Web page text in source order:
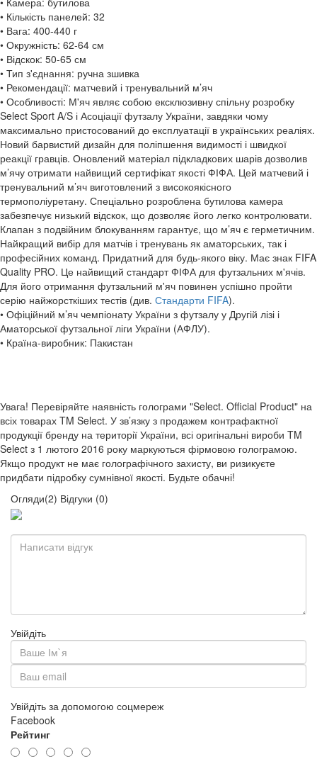
• Кількість панелей: 32
• Вага: 400-440 г
• Окружність: 62-64 см
• Відскок: 50-65 см
• Тип з'єднання: ручна зшивка
• Рекомендації: матчевий і тренувальний м’яч
• Особливості: М'яч являє собою ексклюзивну спільну розробку
Select Sport A/S і Асоціації футзалу України, завдяки чому
максимально пристосований до експлуатації в українських реаліях.
Новий барвистий дизайн для поліпшення видимості і швидкої
реакції гравців. Оновлений матеріал підкладкових шарів дозволив
м’ячу отримати найвищий сертифікат якості ФІФА. Цей матчевий і
тренувальний м’яч виготовлений з високоякісного
термополіуретану. Спеціально розроблена бутилова камера
забезпечує низький відскок, що дозволяє його легко контролювати.
Клапан з подвійним блокуванням гарантує, що м’яч є герметичним.
Найкращий вибір для матчів і тренувань як аматорських, так і
професійних команд. Придатний для будь-якого віку. Має знак FIFA
Quality PRO. Це найвищий стандарт ФІФА для футзальних м'ячів.
Для його отримання футзальний м'яч повинен успішно пройти
серію найжорсткіших тестів (див. Стандарти FIFA).
• Офіційний м’яч чемпіонату України з футзалу у Другій лізі і
Аматорської футзальної ліги України (АФЛУ).
• Країна-виробник: Пакистан
Увага! Перевіряйте наявність голограми "Select. Official Product" на
всіх товарах TM Select. У зв’язку з продажем контрафактної
продукції бренду на території України, всі оригінальні вироби TM
Select з 1 лютого 2016 року маркуються фірмовою голограмою.
Якщо продукт не має голографічного захисту, ви ризикуєте
придбати підробку сумнівної якості. Будьте обачні!
Огляди(2) Відгуки (0)
Увійдіть
Увійдіть за допомогою соцмереж
Facebook
Рейтинг